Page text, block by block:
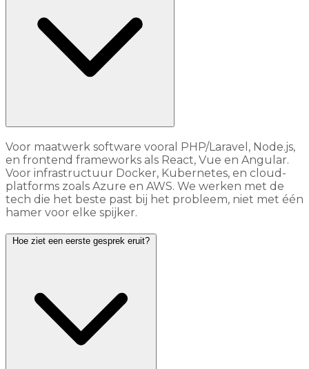
Voor maatwerk software vooral PHP/Laravel, Node.js,
en frontend frameworks als React, Vue en Angular.
Voor infrastructuur Docker, Kubernetes, en cloud-
platforms zoals Azure en AWS. We werken met de
tech die het beste past bij het probleem, niet met één
hamer voor elke spijker.
Hoe ziet een eerste gesprek eruit?